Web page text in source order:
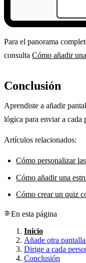
Para el panorama
consulta Cómo añadir
Conclusión
Aprendiste a añadir
lógica para enviar a cada
Artículos relacionados:
Cómo personalizar
Cómo añadir una
Cómo crear un quiz
En esta página
Inicio
Añade otra
Dirige a cada
Conclusión